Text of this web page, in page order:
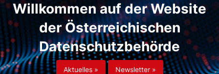
Willkommen auf der Website
der Österreichischen
Datenschutzbehörde
Aktuelles » Newsletter »